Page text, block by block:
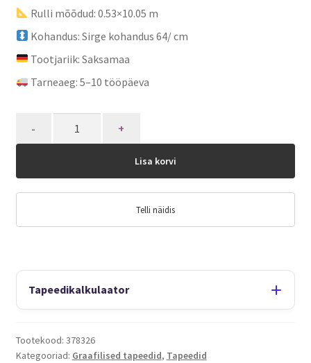
Rulli mõõdud: 0.53×10.05 m
Kohandus: Sirge kohandus 64/ cm
Tootjariik: Saksamaa
Tarneaeg: 5–10 tööpäeva
Lisa korvi
Telli näidis
Tapeedikalkulaator
Tootekood: 378326
Kategooriad: Graafilised tapeedid, Tapeedid